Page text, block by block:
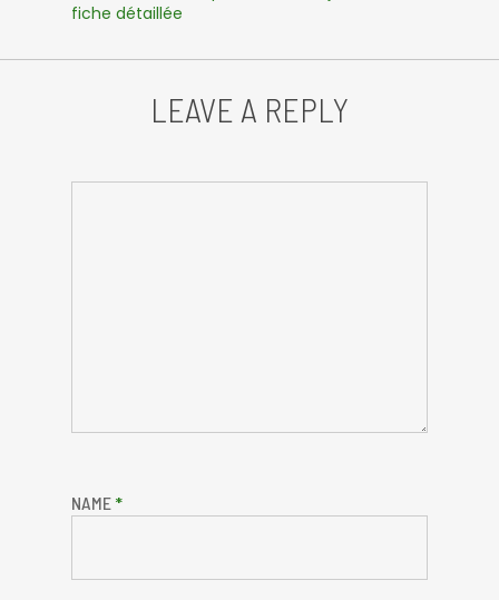
fiche détaillée
LEAVE A REPLY
NAME *